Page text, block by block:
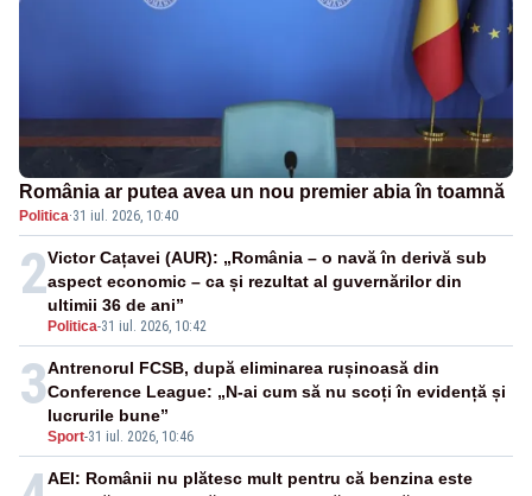
România ar putea avea un nou premier abia în toamnă
Politica·31 iul. 2026, 10:40
2
Politica-31 iul. 2026, 10:42
Victor Cațavei (AUR): „România – o navă în derivă sub
aspect economic – ca și rezultat al guvernărilor din
ultimii 36 de ani”
3
Sport-31 iul. 2026, 10:46
Antrenorul FCSB, după eliminarea rușinoasă din
Conference League: „N-ai cum să nu scoți în evidență și
lucrurile bune”
AEI: Românii nu plătesc mult pentru că benzina este